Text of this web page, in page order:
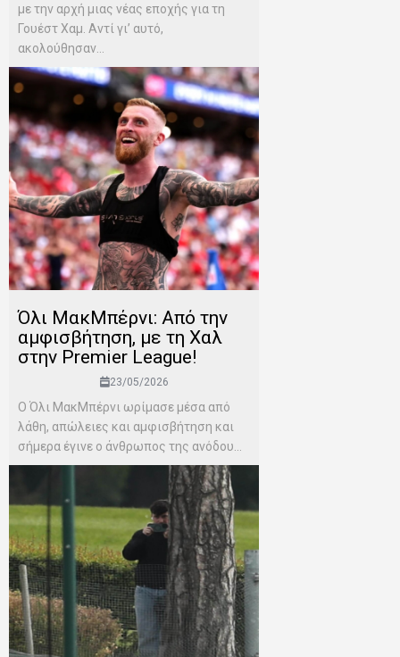
με την αρχή μιας νέας εποχής για τη
Γουέστ Χαμ. Αντί γι’ αυτό,
ακολούθησαν...
Όλι ΜακΜπέρνι: Aπό την
αμφισβήτηση, με τη Χαλ
στην Premier League!
23/05/2026
Ο Όλι ΜακΜπέρνι ωρίμασε μέσα από
λάθη, απώλειες και αμφισβήτηση και
σήμερα έγινε ο άνθρωπος της ανόδου...